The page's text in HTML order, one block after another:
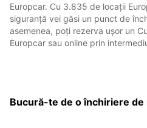
Europcar. Cu 3.835 de locații
siguranță vei găsi un punct de
asemenea, poți rezerva ușor un
Europcar sau online prin
Bucură-te de o închiriere de